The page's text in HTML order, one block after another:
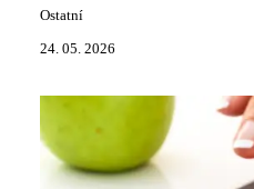
Ostatní
24. 05. 2026